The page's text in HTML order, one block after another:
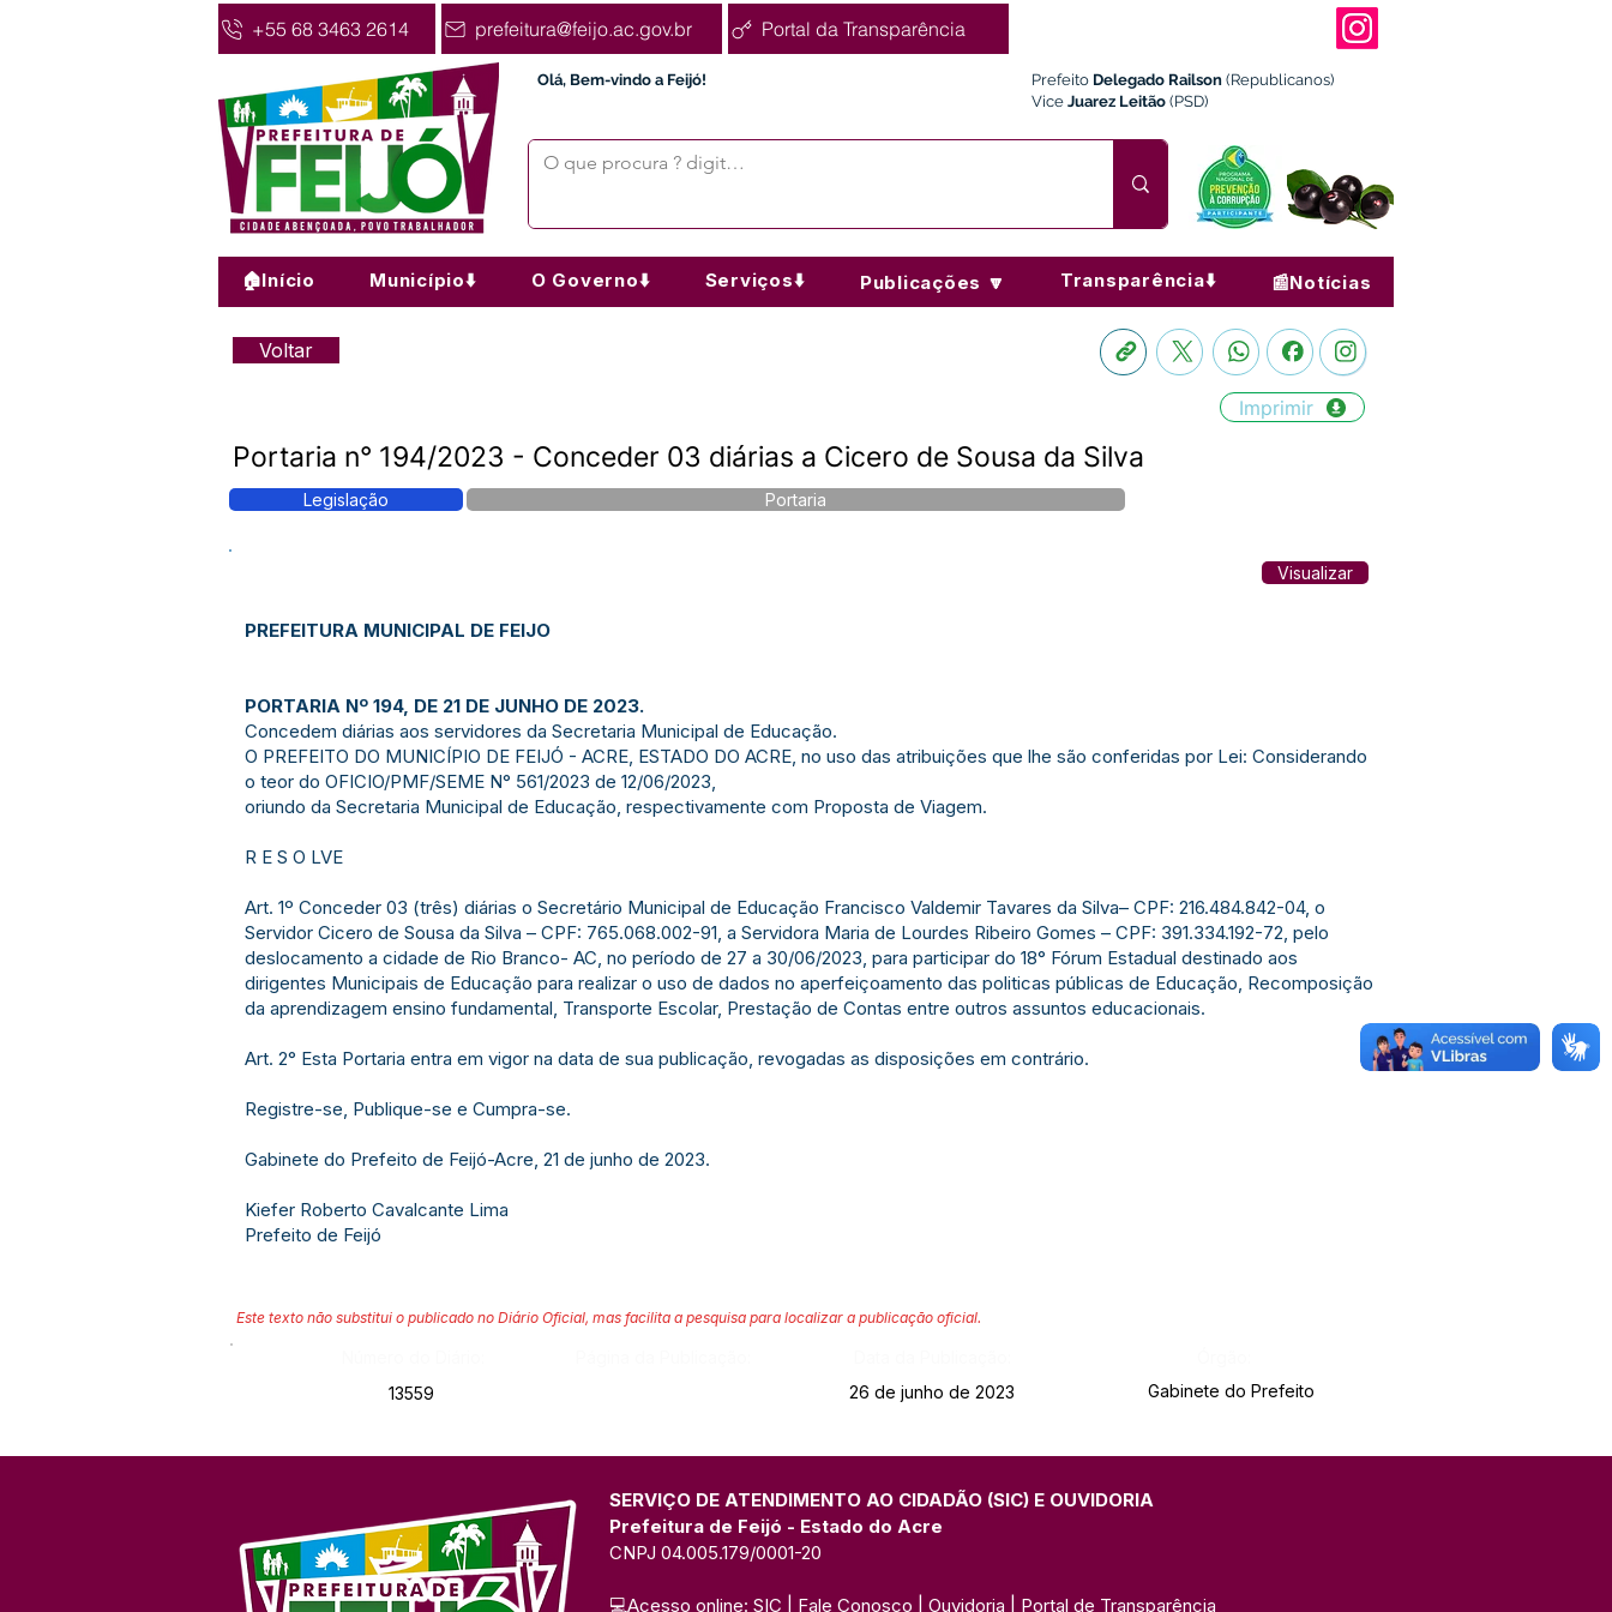
+55 68 3463 2614 prefeitura@feijo.ac.gov.br Portal da Transparência
Olá, Bem-vindo a Feijó! Prefeito Delegado Railson (Republicanos)
Vice Juarez Leitão (PSD)
🏠Início Município⬇️ O Governo⬇️ Serviços⬇️ Publicações 🔽 Transparência⬇️ 📰Notícias
Voltar
Imprimir
Portaria n° 194/2023 - Conceder 03 diárias a Cicero de Sousa da Silva
Legislação Portaria
Visualizar
PREFEITURA MUNICIPAL DE FEIJO
PORTARIA Nº 194, DE 21 DE JUNHO DE 2023.
Concedem diárias aos servidores da Secretaria Municipal de Educação.
O PREFEITO DO MUNICÍPIO DE FEIJÓ - ACRE, ESTADO DO ACRE, no uso das atribuições que lhe são conferidas por Lei: Considerando
o teor do OFICIO/PMF/SEME N° 561/2023 de 12/06/2023,
oriundo da Secretaria Municipal de Educação, respectivamente com Proposta de Viagem.
R E S O LVE
Art. 1º Conceder 03 (três) diárias o Secretário Municipal de Educação Francisco Valdemir Tavares da Silva– CPF: 216.484.842-04, o
Servidor Cicero de Sousa da Silva – CPF: 765.068.002-91, a Servidora Maria de Lourdes Ribeiro Gomes – CPF: 391.334.192-72, pelo
deslocamento a cidade de Rio Branco- AC, no período de 27 a 30/06/2023, para participar do 18° Fórum Estadual destinado aos
dirigentes Municipais de Educação para realizar o uso de dados no aperfeiçoamento das politicas públicas de Educação, Recomposição
da aprendizagem ensino fundamental, Transporte Escolar, Prestação de Contas entre outros assuntos educacionais.
Art. 2° Esta Portaria entra em vigor na data de sua publicação, revogadas as disposições em contrário.
Registre-se, Publique-se e Cumpra-se.
Gabinete do Prefeito de Feijó-Acre, 21 de junho de 2023.
Kiefer Roberto Cavalcante Lima
Prefeito de Feijó
Este texto não substitui o publicado no Diário Oficial, mas facilita a pesquisa para localizar a publicação oficial.
13559
26 de junho de 2023 Gabinete do Prefeito
SERVIÇO DE ATENDIMENTO AO CIDADÃO (SIC) E OUVIDORIA
Prefeitura de Feijó - Estado do Acre
CNPJ 04.005.179/0001-20
💻Acesso online: SIC Fale Conosco Ouvidoria Portal de Transparência